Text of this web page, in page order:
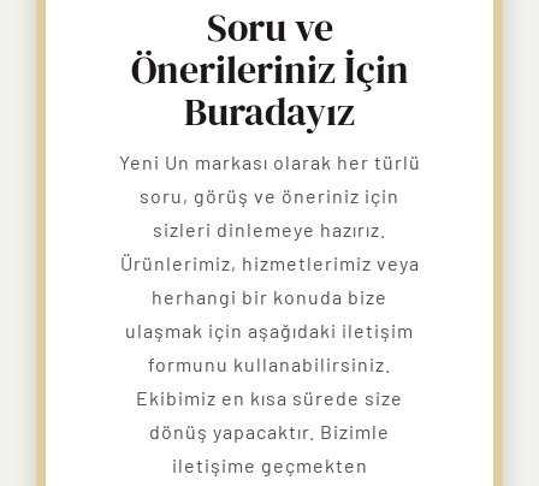
Soru ve
Önerileriniz İçin
Buradayız
Yeni Un markası olarak her türlü
soru, görüş ve öneriniz için
sizleri dinlemeye hazırız.
Ürünlerimiz, hizmetlerimiz veya
herhangi bir konuda bize
ulaşmak için aşağıdaki iletişim
formunu kullanabilirsiniz.
Ekibimiz en kısa sürede size
dönüş yapacaktır. Bizimle
iletişime geçmekten